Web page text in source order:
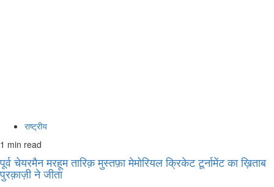
राष्ट्रीय
1 min read
पूर्व चेयरमैन मरहूम तारिक़ मुस्तफ़ा मेमोरियल क्रिकेट टूर्नामेंट का ख़िताब
पुरक़ाज़ी ने जीता